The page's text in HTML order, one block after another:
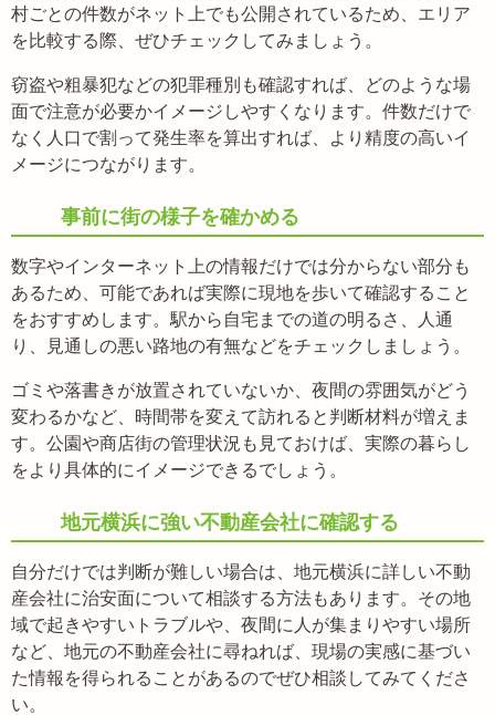
村ごとの件数がネット上でも公開されているため、エリア
を比較する際、ぜひチェックしてみましょう。
窃盗や粗暴犯などの犯罪種別も確認すれば、どのような場
面で注意が必要かイメージしやすくなります。件数だけで
なく人口で割って発生率を算出すれば、より精度の高いイ
メージにつながります。
事前に街の様子を確かめる
数字やインターネット上の情報だけでは分からない部分も
あるため、可能であれば実際に現地を歩いて確認すること
をおすすめします。駅から自宅までの道の明るさ、人通
り、見通しの悪い路地の有無などをチェックしましょう。
ゴミや落書きが放置されていないか、夜間の雰囲気がどう
変わるかなど、時間帯を変えて訪れると判断材料が増えま
す。公園や商店街の管理状況も見ておけば、実際の暮らし
をより具体的にイメージできるでしょう。
地元横浜に強い不動産会社に確認する
自分だけでは判断が難しい場合は、地元横浜に詳しい不動
産会社に治安面について相談する方法もあります。その地
域で起きやすいトラブルや、夜間に人が集まりやすい場所
など、地元の不動産会社に尋ねれば、現場の実感に基づい
た情報を得られることがあるのでぜひ相談してみてくださ
い。